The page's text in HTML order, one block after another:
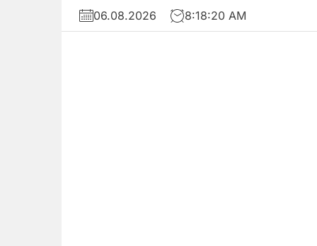
Skip
06.08.2026 8:18:22 AM